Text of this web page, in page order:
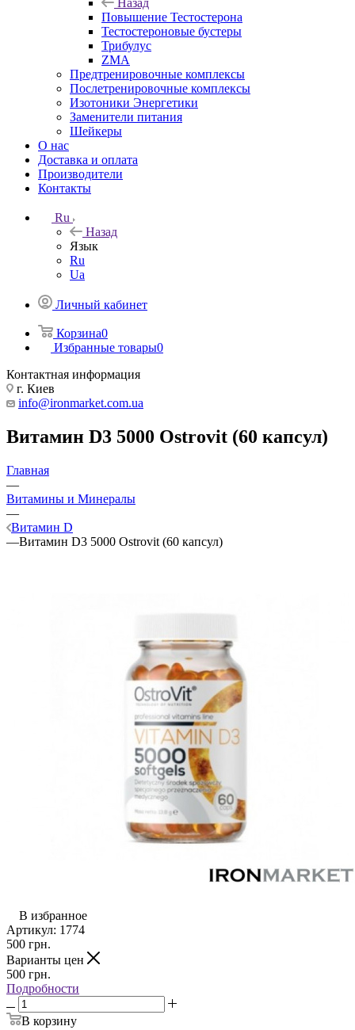
Назад
Повышение Тестостерона
Тестостероновые бустеры
Трибулус
ZMA
Предтренировочные комплексы
Послетренировочные комплексы
Изотоники Энергетики
Заменители питания
Шейкеры
О нас
Доставка и оплата
Производители
Контакты
Ru
Назад
Язык
Ru
Ua
Личный кабинет
Корзина0
Избранные товары0
Контактная информация
г. Киев
info@ironmarket.com.ua
Витамин D3 5000 Ostrovit (60 капсул)
Главная
—
Витамины и Минералы
—
Витамин D
—Витамин D3 5000 Ostrovit (60 капсул)
В избранное
Артикул: 1774
500 грн.
Варианты цен
500 грн.
Подробности
В корзину